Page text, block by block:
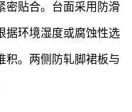
密贴合。台面采用防滑
据环境湿度或腐蚀性选
积。两侧防轧脚裙板与